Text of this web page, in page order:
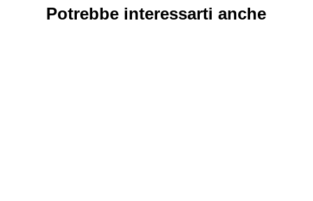
Potrebbe interessarti anche